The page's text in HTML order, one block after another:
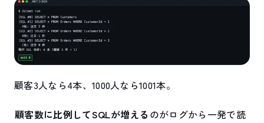
顧客3人なら4本、1000人なら1001本。
顧客数に比例してSQLが増える のがログから一発で読